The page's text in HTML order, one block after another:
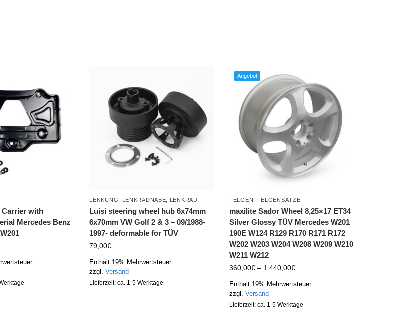
Carrier with
Mercedes Benz
LENKUNG LENKRADNABE LENKRAD
Luisi steering wheel hub 6x74mm
6x70mm VW Golf 2 & 3 – 09/1988-
1997- deformable for TÜV
79,00€
Enthält 19% Mehrwertsteuer
zzgl.Versand
Lieferzeit: ca. 1-5 Werktage
Angebot
FELGEN FELGENSÄTZE
maxilite Sador Wheel 8,25×17 ET34
Silver Glossy TÜV Mercedes W201
190E W124 R129 R170 R171 R172
W202 W203 W204 W208 W209 W210
W211 W212
360,00€ – 1.440,00€
Enthält 19% Mehrwertsteuer
zzgl.Versand
Lieferzeit: ca. 1-5 Werktage